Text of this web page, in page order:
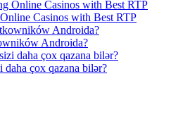
Casinos with Best RTP
Androida?
çox qazana bilər?